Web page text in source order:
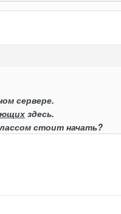
сервере.
здесь.
стоит начать?